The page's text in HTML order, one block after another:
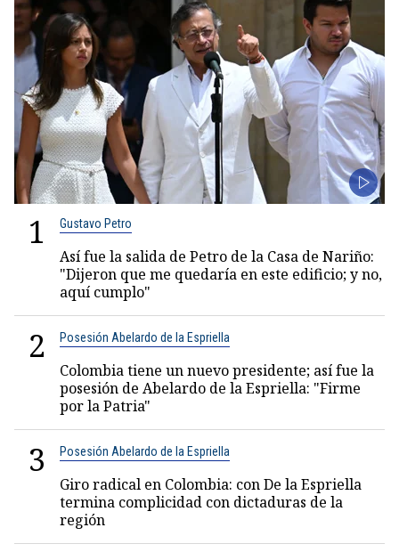
1 Gustavo Petro
Así fue la salida de Petro de la Casa de Nariño:
"Dijeron que me quedaría en este edificio; y no,
aquí cumplo"
2 Posesión Abelardo de la Espriella
Colombia tiene un nuevo presidente; así fue la
posesión de Abelardo de la Espriella: "Firme
por la Patria"
3 Posesión Abelardo de la Espriella
Giro radical en Colombia: con De la Espriella
termina complicidad con dictaduras de la
región